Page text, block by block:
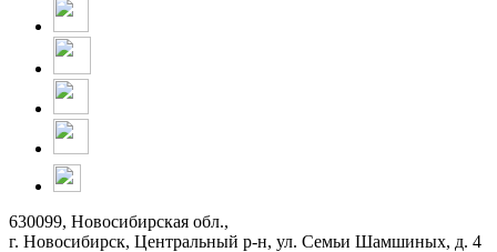
630099, Новосибирская обл.,
г. Новосибирск, Центральный р-н, ул. Семьи Шамшиных, д. 4